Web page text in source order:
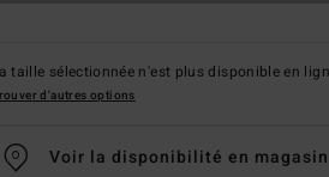
taille sélectionnée n'est plus disponible en
d'autres options
Voir la disponibilité en magasin